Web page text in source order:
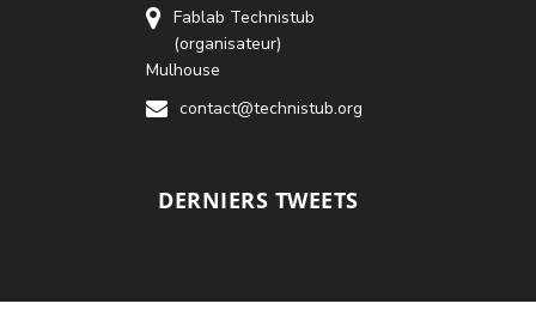
Fablab Technistub
(organisateur)
Mulhouse
contact@technistub.org
DERNIERS TWEETS